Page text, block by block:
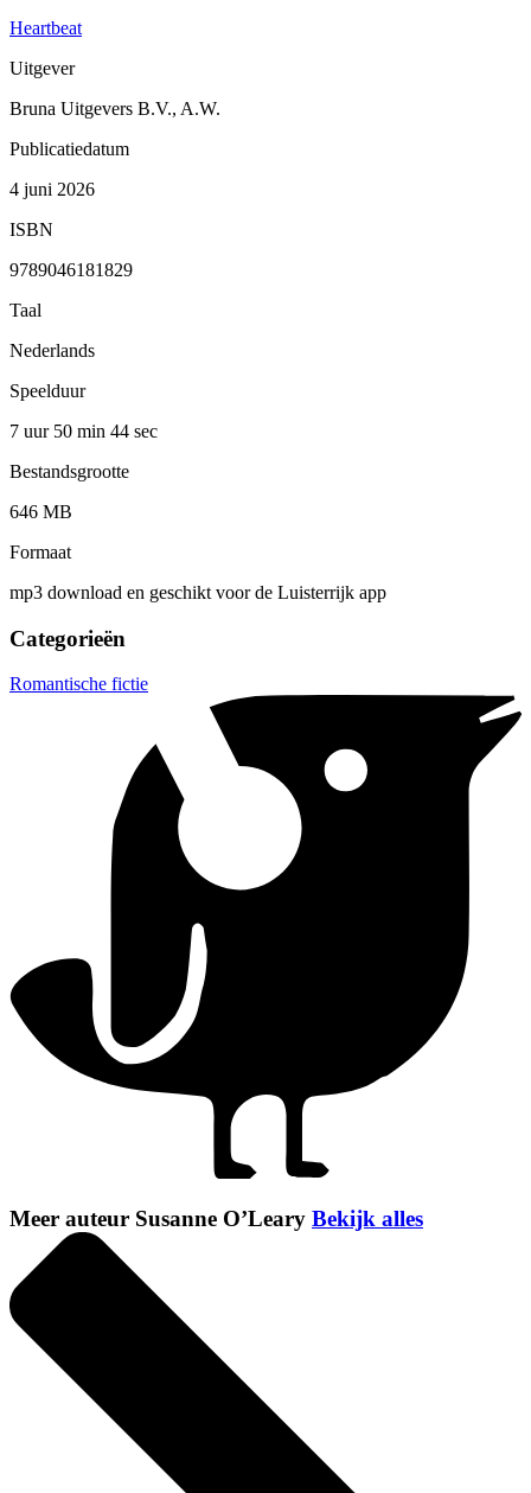
Heartbeat
Uitgever
Bruna Uitgevers B.V., A.W.
Publicatiedatum
4 juni 2026
ISBN
9789046181829
Taal
Nederlands
Speelduur
7 uur 50 min 44 sec
Bestandsgrootte
646 MB
Formaat
mp3 download en geschikt voor de Luisterrijk app
Categorieën
Romantische fictie
Meer auteur Susanne O’Leary Bekijk alles